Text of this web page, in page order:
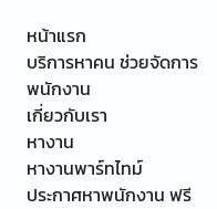
หน้าแรก
บริการหาคน ช่วยจัดการ
พนักงาน
เกี่ยวกับเรา
หางาน
หางานพาร์ทไทม์
ประกาศหาพนักงาน ฟรี